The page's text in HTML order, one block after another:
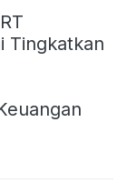
Tingkatkan